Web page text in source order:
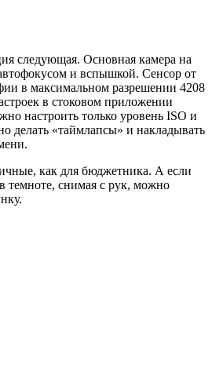
следующая. Основная камера на
и вспышкой. Сенсор от
в максимальном разрешении 4208
в стоковом приложении
настроить только уровень ISO и
делать «таймлапсы» и накладывать
как для бюджетника. А если
темноте, снимая с рук, можно